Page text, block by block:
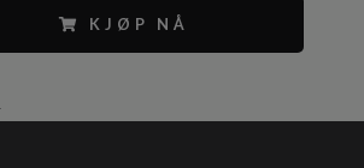
KJØP NÅ